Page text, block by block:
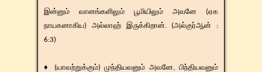
இன்னும் வானங்களிலும் பூமியிலும் அவனே (ஏக
நாயகனாகிய) அல்லாஹ் இருக்கிறான். (அல்குர்ஆன் :
6:3)
♦ (யாவற்றுக்கும்) முந்தியவனும் அவனே, பிந்தியவனும்